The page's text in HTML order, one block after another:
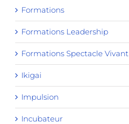
Formations
Formations Leadership
Formations Spectacle Vivant
Ikigai
Impulsion
Incubateur